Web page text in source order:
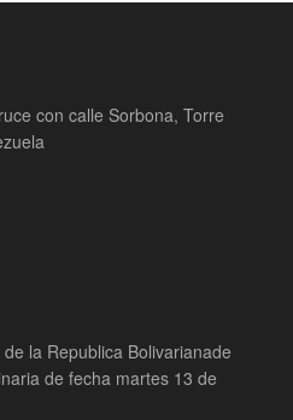
con calle Sorbona, Torre
la Republica Bolivarianade
de fecha martes 13 de